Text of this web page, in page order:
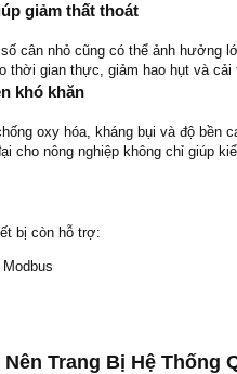
giảm thất thoát
cân nhỏ cũng có thể ảnh hưởng
thời gian thực, giảm hao hụt và cải
khó khăn
oxy hóa, kháng bụi và độ
cho nông nghiệp không chỉ giúp
bị còn hỗ trợ:
Trang Bị Hệ Thống